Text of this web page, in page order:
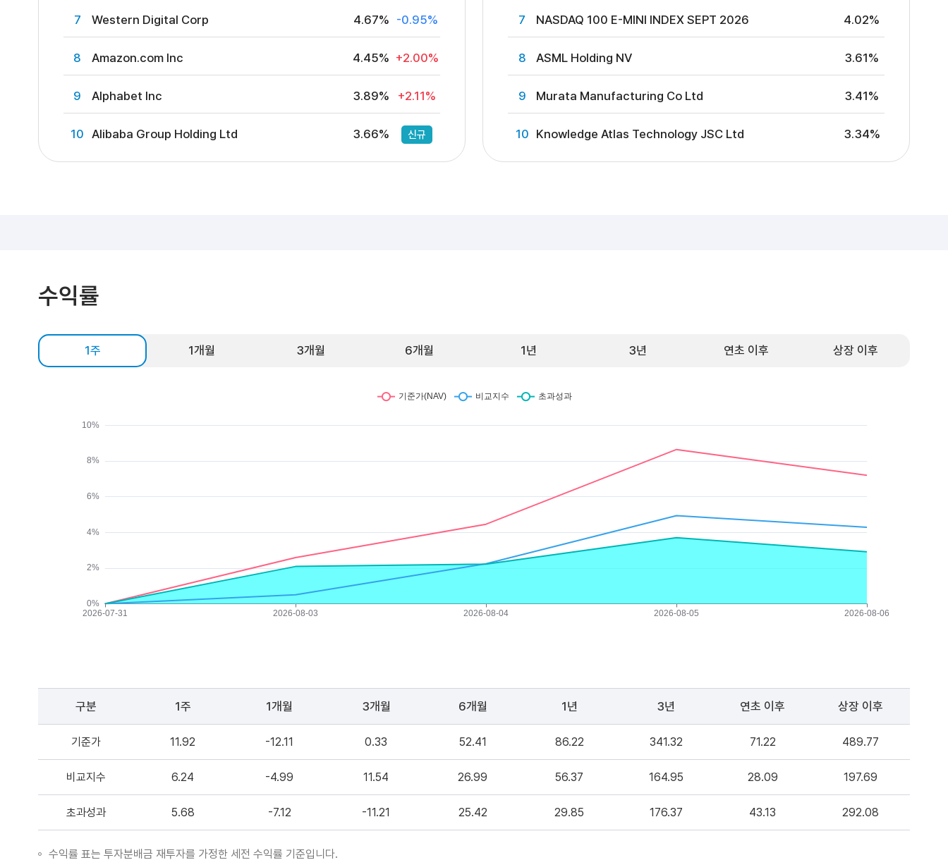
7 Western Digital Corp 4.67% -0.95%
8 Amazon.com Inc 4.45% +2.00%
9 Alphabet Inc 3.89% +2.11%
10 Alibaba Group Holding Ltd 3.66% 신규
7 NASDAQ 100 E-MINI INDEX SEPT 2026 4.02%
8 ASML Holding NV 3.61%
9 Murata Manufacturing Co Ltd 3.41%
10 Knowledge Atlas Technology JSC Ltd 3.34%
수익률
1주 1개월 3개월 6개월 1년 3년 연초 이후 상장 이후
구분 1주 1개월 3개월 6개월 1년 3년 연초 이후 상장 이후
기준가 11.92 -12.11 0.33 52.41 86.22 341.32 71.22 489.77
비교지수 6.24 -4.99 11.54 26.99 56.37 164.95 28.09 197.69
초과성과 5.68 -7.12 -11.21 25.42 29.85 176.37 43.13 292.08
수익률 표는 투자분배금 재투자를 가정한 세전 수익률 기준입니다.